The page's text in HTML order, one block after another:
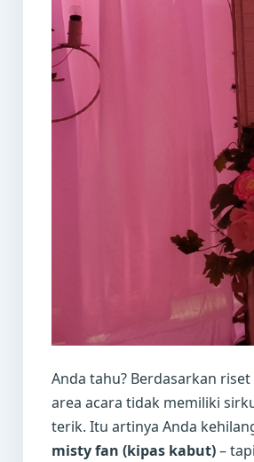
Anda tahu? Berdasarkan
area acara tidak memiliki
terik. Itu artinya Anda
misty fan (kipas kabut)–